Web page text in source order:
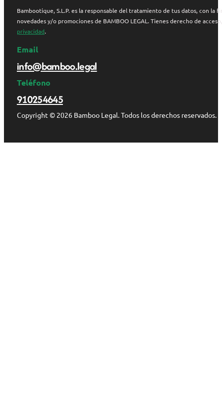
Bambootique, S.L.P. es la responsable del tratamiento de tus datos, con
novedades y/o promociones de BAMBOO LEGAL. Tienes derecho de
privacidad.
Email
info@bamboo.legal
Teléfono
910254645
Copyright © 2026 Bamboo Legal. Todos los derechos reservados.